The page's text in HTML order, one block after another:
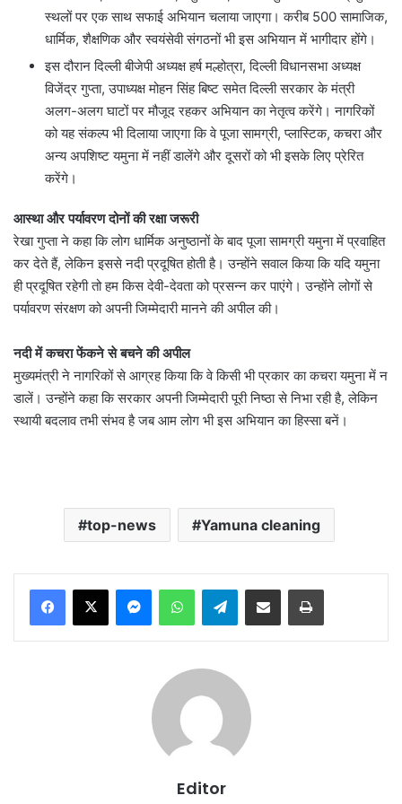
स्थलों पर एक साथ सफाई अभियान चलाया जाएगा। करीब 500 सामाजिक,
धार्मिक, शैक्षणिक और स्वयंसेवी संगठनों भी इस अभियान में भागीदार होंगे।
इस दौरान दिल्ली बीजेपी अध्यक्ष हर्ष मल्होत्रा, दिल्ली विधानसभा अध्यक्ष
विजेंद्र गुप्ता, उपाध्यक्ष मोहन सिंह बिष्ट समेत दिल्ली सरकार के मंत्री
अलग-अलग घाटों पर मौजूद रहकर अभियान का नेतृत्व करेंगे। नागरिकों
को यह संकल्प भी दिलाया जाएगा कि वे पूजा सामग्री, प्लास्टिक, कचरा और
अन्य अपशिष्ट यमुना में नहीं डालेंगे और दूसरों को भी इसके लिए प्रेरित
करेंगे।
आस्था और पर्यावरण दोनों की रक्षा जरूरी
रेखा गुप्ता ने कहा कि लोग धार्मिक अनुष्ठानों के बाद पूजा सामग्री यमुना में प्रवाहित
कर देते हैं, लेकिन इससे नदी प्रदूषित होती है। उन्होंने सवाल किया कि यदि यमुना
ही प्रदूषित रहेगी तो हम किस देवी-देवता को प्रसन्न कर पाएंगे। उन्होंने लोगों से
पर्यावरण संरक्षण को अपनी जिम्मेदारी मानने की अपील की।
नदी में कचरा फेंकने से बचने की अपील
मुख्यमंत्री ने नागरिकों से आग्रह किया कि वे किसी भी प्रकार का कचरा यमुना में न
डालें। उन्होंने कहा कि सरकार अपनी जिम्मेदारी पूरी निष्ठा से निभा रही है, लेकिन
स्थायी बदलाव तभी संभव है जब आम लोग भी इस अभियान का हिस्सा बनें।
top-news Yamuna cleaning
MessengerWhatsAppTelegramShare via Email Print
Editor